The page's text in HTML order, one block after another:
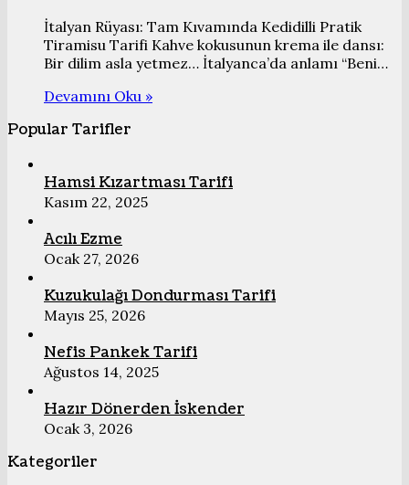
İtalyan Rüyası: Tam Kıvamında Kedidilli Pratik
Tiramisu Tarifi Kahve kokusunun krema ile dansı:
Bir dilim asla yetmez… İtalyanca’da anlamı “Beni…
Devamını Oku »
Popular Tarifler
Hamsi Kızartması Tarifi
Kasım 22, 2025
Acılı Ezme
Ocak 27, 2026
Kuzukulağı Dondurması Tarifi
Mayıs 25, 2026
Nefis Pankek Tarifi
Ağustos 14, 2025
Hazır Dönerden İskender
Ocak 3, 2026
Kategoriler